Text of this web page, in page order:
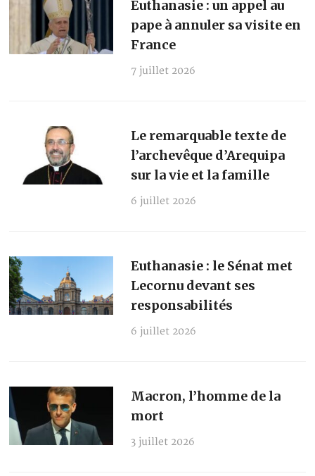
Euthanasie : un appel au
pape à annuler sa visite en
France
7 juillet 2026
Le remarquable texte de
l’archevêque d’Arequipa
sur la vie et la famille
6 juillet 2026
Euthanasie : le Sénat met
Lecornu devant ses
responsabilités
6 juillet 2026
Macron, l’homme de la
mort
3 juillet 2026